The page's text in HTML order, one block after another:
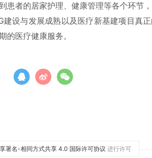
患者的居家护理、健康管理等各个环节
设与发展成熟以及医疗新基建项目真
的医疗健康服务。
署名-相同方式共享 4.0 国际许可协议 进行许可